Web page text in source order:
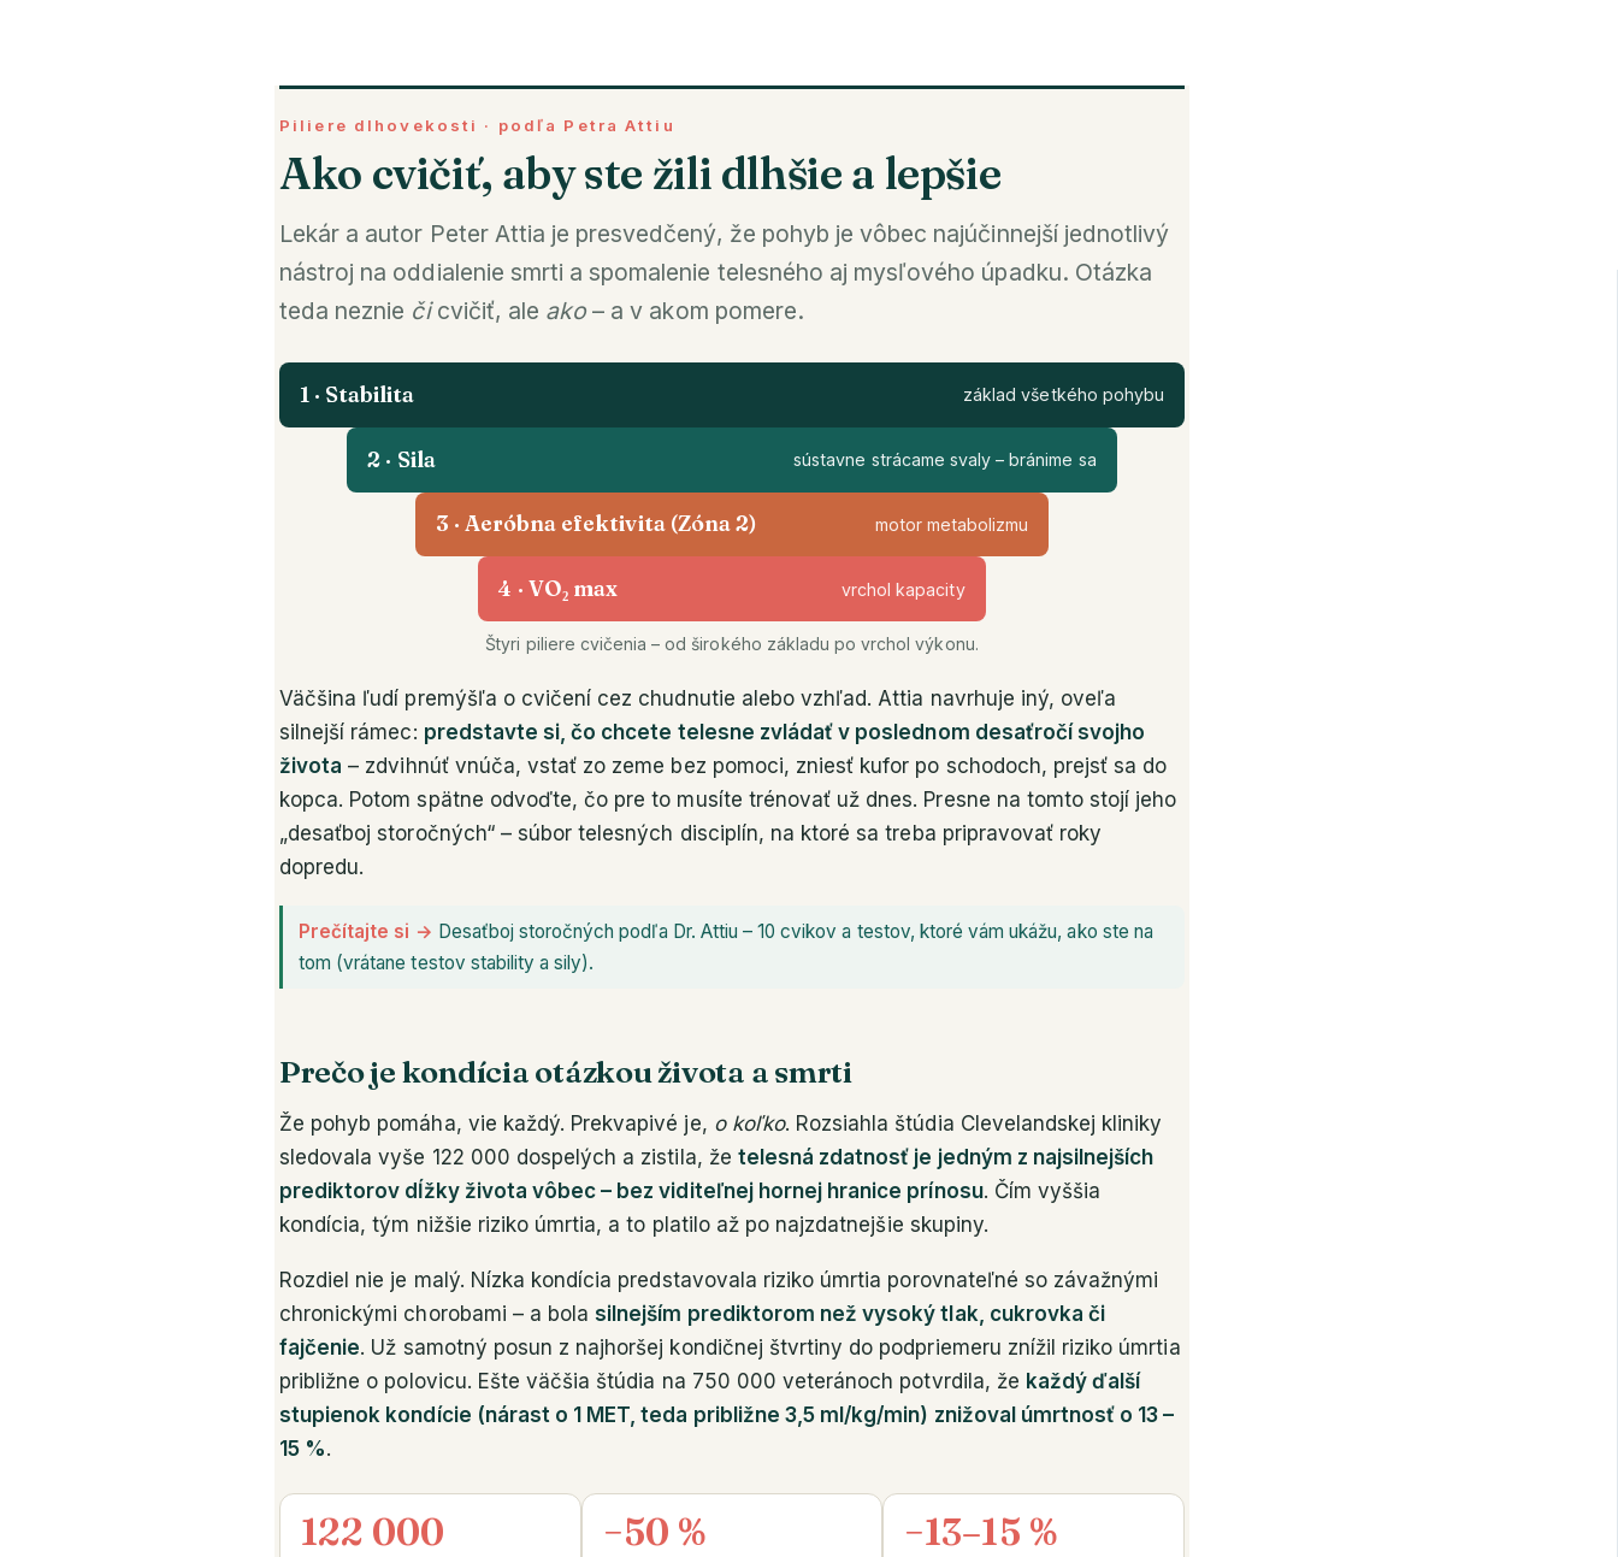
Piliere dlhovekosti · podľa Petra Attiu
Ako cvičiť, aby ste žili dlhšie a lepšie
Lekár a autor Peter Attia je presvedčený, že pohyb je vôbec najúčinnejší jednotlivý
nástroj na oddialenie smrti a spomalenie telesného aj mysľového úpadku. Otázka
teda neznie čicvičiť, ale ako – a v akom pomere.
1 · Stabilita základ všetkého pohybu
2 · Sila sústavne strácame svaly – bránime sa
3 · Aeróbna efektivita (Zóna 2) motor metabolizmu
4 · VO₂ max vrchol kapacity
Štyri piliere cvičenia – od širokého základu po vrchol výkonu.
Väčšina ľudí premýšľa o cvičení cez chudnutie alebo vzhľad. Attia navrhuje iný, oveľa
silnejší rámec: predstavte si, čo chcete telesne zvládať v poslednom desaťročí svojho
života – zdvihnúť vnúča, vstať zo zeme bez pomoci, zniesť kufor po schodoch, prejsť sa do
kopca. Potom spätne odvoďte, čo pre to musíte trénovať už dnes. Presne na tomto stojí jeho
„desaťboj storočných“ – súbor telesných disciplín, na ktoré sa treba pripravovať roky
dopredu.
Prečítajte si → Desaťboj storočných podľa Dr. Attiu – 10 cvikov a testov, ktoré vám ukážu, ako ste na
tom (vrátane testov stability a sily).
Prečo je kondícia otázkou života a smrti
Že pohyb pomáha, vie každý. Prekvapivé je, o koľko. Rozsiahla štúdia Clevelandskej kliniky
sledovala vyše 122 000 dospelých a zistila, že telesná zdatnosť je jedným z najsilnejších
prediktorov dĺžky života vôbec – bez viditeľnej hornej hranice prínosu. Čím vyššia
kondícia, tým nižšie riziko úmrtia, a to platilo až po najzdatnejšie skupiny.
Rozdiel nie je malý. Nízka kondícia predstavovala riziko úmrtia porovnateľné so závažnými
chronickými chorobami – a bolasilnejším prediktorom než vysoký tlak, cukrovka či
fajčenie. Už samotný posun z najhoršej kondičnej štvrtiny do podpriemeru znížil riziko úmrtia
približne o polovicu. Ešte väčšia štúdia na 750 000 veteránoch potvrdila, že každý ďalší
stupienok kondície (nárast o 1 MET, teda približne 3,5 ml/kg/min) znižoval úmrtnosť o 13 –
15 %.
122 000 −50 % −13–15 %